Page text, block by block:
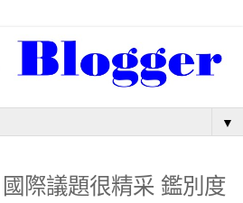
▼
際議題很精采 鑑別度